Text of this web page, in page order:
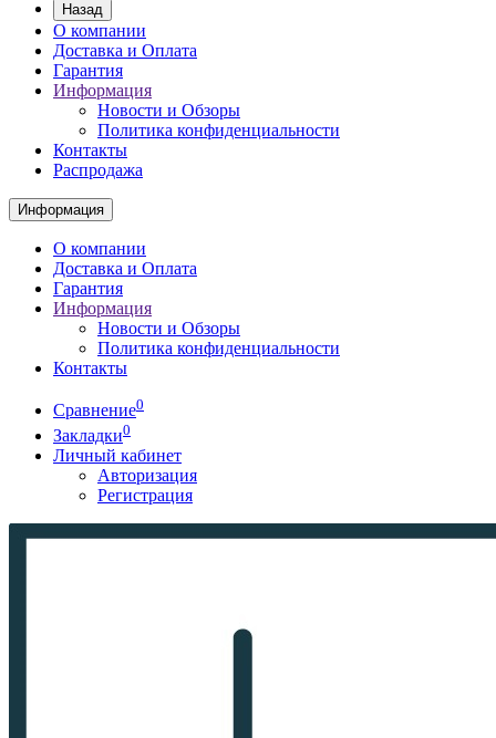
Назад
О компании
Доставка и Оплата
Гарантия
Информация
Новости и Обзоры
Политика конфиденциальности
Контакты
Распродажа
Информация
О компании
Доставка и Оплата
Гарантия
Информация
Новости и Обзоры
Политика конфиденциальности
Контакты
Сравнение0
Закладки0
Личный кабинет
Авторизация
Регистрация